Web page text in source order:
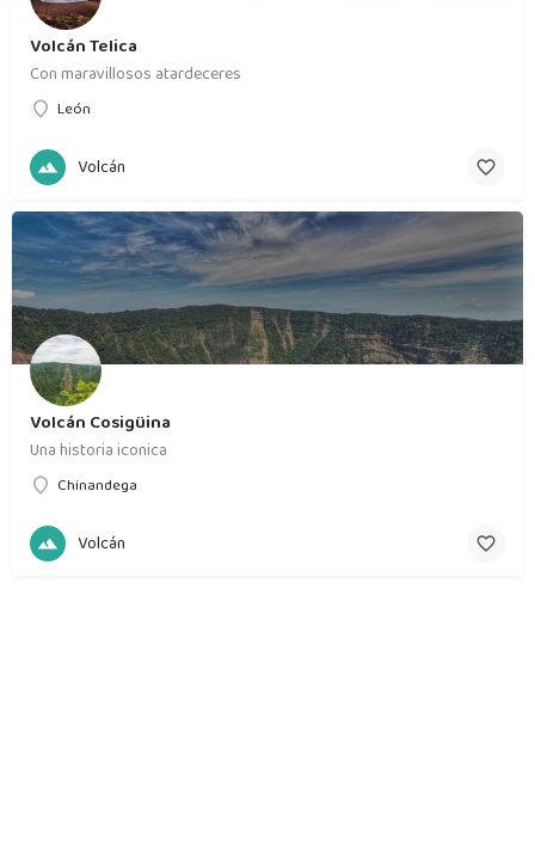
Volcán Telica
Con maravillosos atardeceres
León
Volcán
Volcán Cosigüina
Una historia iconica
Chinandega
Volcán